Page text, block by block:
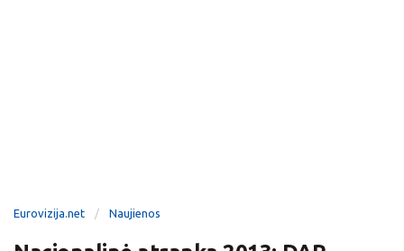
Eurovizija.net Naujienos